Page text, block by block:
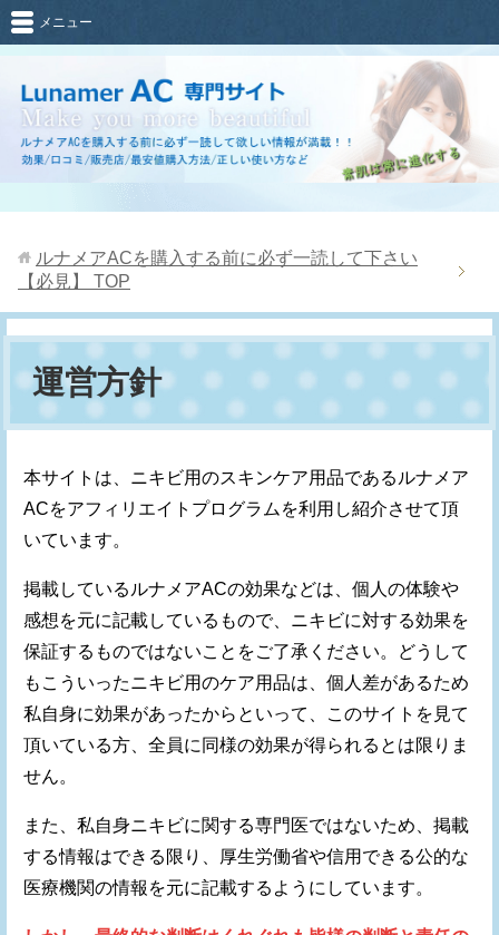
メニュー
ルナメアACを購入する前に必ず一読して下さい
【必見】
TOP
運営方針
本サイトは、ニキビ用のスキンケア用品であるルナメア
ACをアフィリエイトプログラムを利用し紹介させて頂
いています。
掲載しているルナメアACの効果などは、個人の体験や
感想を元に記載しているもので、ニキビに対する効果を
保証するものではないことをご了承ください。どうして
もこういったニキビ用のケア用品は、個人差があるため
私自身に効果があったからといって、このサイトを見て
頂いている方、全員に同様の効果が得られるとは限りま
せん。
また、私自身ニキビに関する専門医ではないため、掲載
する情報はできる限り、厚生労働省や信用できる公的な
医療機関の情報を元に記載するようにしています。